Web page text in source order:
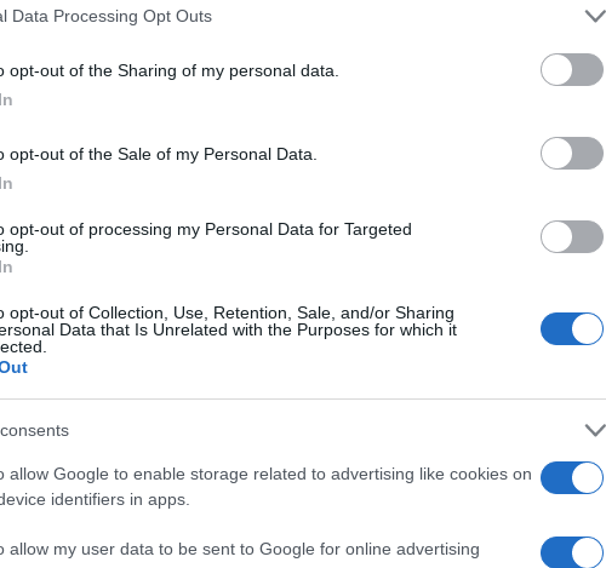
Data Processing Opt Outs
opt-out of the Sharing of my personal data.
opt-out of the Sale of my Personal Data.
opt-out of processing my Personal Data for Targeted
opt-out of Collection, Use, Retention, Sale, and/or Sharing
Data that Is Unrelated with the Purposes for which it
allow Google to enable storage related to advertising like cookies on
identifiers in apps.
allow my user data to be sent to Google for online advertising
già ricco di appuntamenti imperdibili. In
2022 hanno lasciato un’eredità
internazionali che si svolgeranno in
si segnalano i
di snowboard.
si preannuncia come un evento di grande
a sfidarsi sulle nevi delle località più